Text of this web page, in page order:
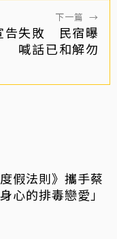
下一篇 →
告失敗 民宿曝
喊話已和解勿
假法則》攜手蔡
心的排毒戀愛」